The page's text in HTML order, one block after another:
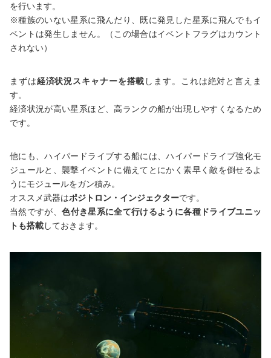
を行います。
※種族のいない星系に飛んだり、既に発見した星系に飛んでもイ
ベントは発生しません。（この場合はイベントフラグはカウント
されない）
まずは経済状況スキャナーを搭載 します。これは絶対と言えま
す。
経済状況が高い星系ほど、高ランクの船が出現しやすくなるため
です。
他にも、ハイパードライブする船には、ハイパードライブ強化モ
ジュールと、襲撃イベントに備えてとにかく素早く敵を倒せるよ
うにモジュールをガン積み。
オススメ武器はポジトロン・インジェクターです。
当然ですが、色付き星系に全て行けるように各種ドライブユニッ
トも搭載しておきます。